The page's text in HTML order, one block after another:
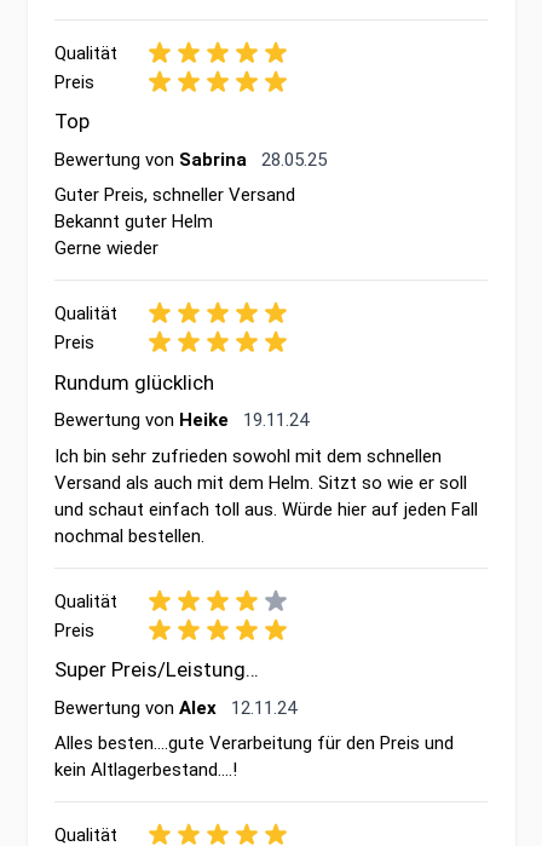
Qualität
Preis
Top
Bewertung von Sabrina 28. Mai 2025
28.05.25
Guter Preis, schneller Versand
Bekannt guter Helm
Gerne wieder
Qualität
Preis
Rundum glücklich
Bewertung von Heike 19. November 2024
19.11.24
Ich bin sehr zufrieden sowohl mit dem schnellen
Versand als auch mit dem Helm. Sitzt so wie er soll
und schaut einfach toll aus. Würde hier auf jeden Fall
nochmal bestellen.
Qualität
Preis
Super Preis/Leistung…
Bewertung von Alex 12. November 2024
12.11.24
Alles besten….gute Verarbeitung für den Preis und
kein Altlagerbestand….!
Qualität